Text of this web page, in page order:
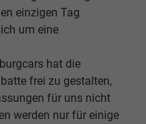
einzigen Tag
um eine
hat die
frei zu gestalten,
für uns nicht
werden nur für einige